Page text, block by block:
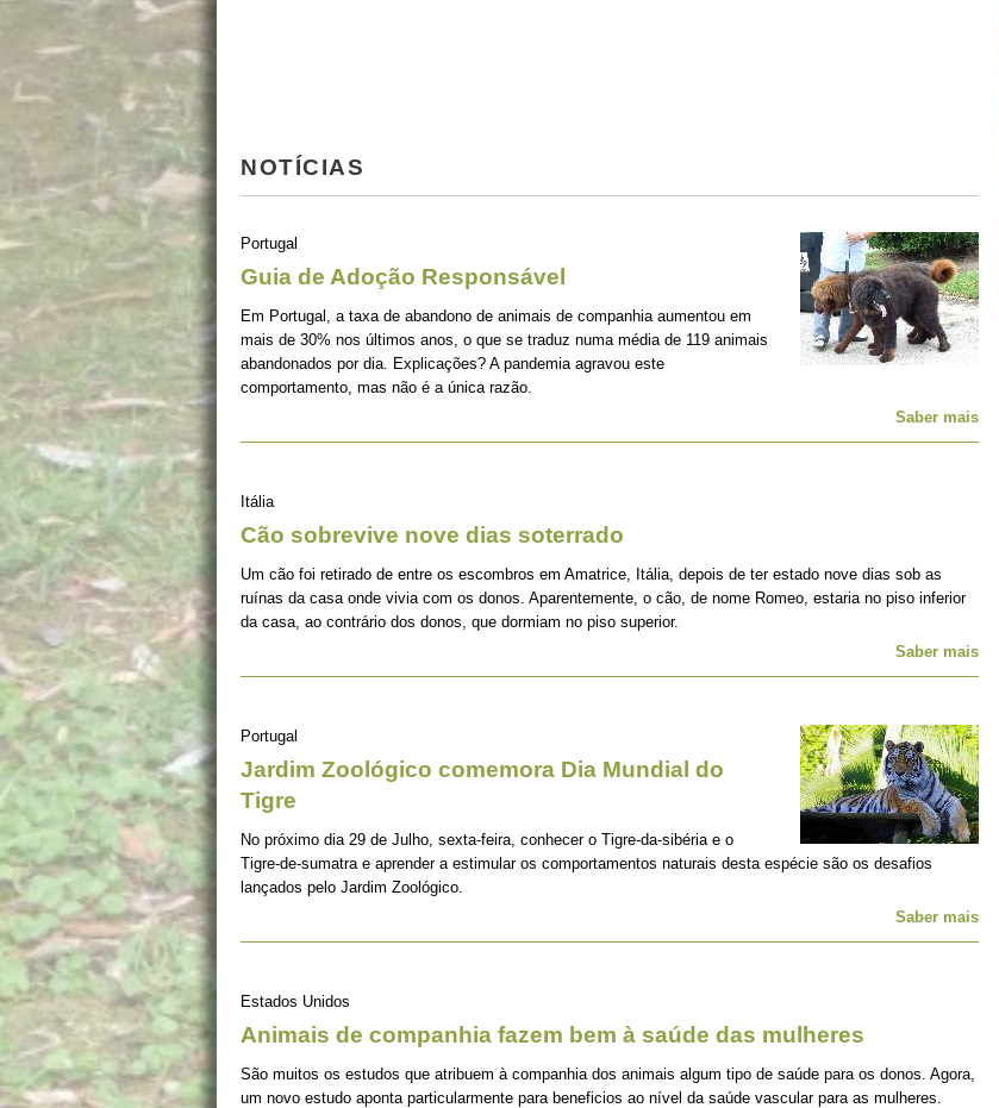
NOTÍCIAS
Portugal
Guia de Adoção Responsável
Em Portugal, a taxa de abandono de animais de companhia aumentou em
mais de 30% nos últimos anos, o que se traduz numa média de 119 animais
abandonados por dia. Explicações? A pandemia agravou este
comportamento, mas não é a única razão.
Saber mais
Itália
Cão sobrevive nove dias soterrado
Um cão foi retirado de entre os escombros em Amatrice, Itália, depois de ter estado nove dias sob as
ruínas da casa onde vivia com os donos. Aparentemente, o cão, de nome Romeo, estaria no piso inferior
da casa, ao contrário dos donos, que dormiam no piso superior.
Saber mais
Portugal
Jardim Zoológico comemora Dia Mundial do
Tigre
No próximo dia 29 de Julho, sexta-feira, conhecer o Tigre-da-sibéria e o
Tigre-de-sumatra e aprender a estimular os comportamentos naturais desta espécie são os desafios
lançados pelo Jardim Zoológico.
Saber mais
Estados Unidos
Animais de companhia fazem bem à saúde das mulheres
São muitos os estudos que atribuem à companhia dos animais algum tipo de saúde para os donos. Agora,
um novo estudo aponta particularmente para beneficios ao nível da saúde vascular para as mulheres.